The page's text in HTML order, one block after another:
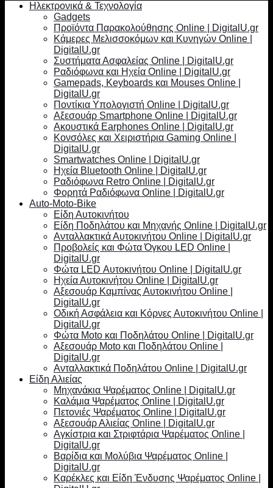
Ηλεκτρονικά & Τεχνολογία
Gadgets
Προϊόντα Παρακολούθησης Online | DigitalU.gr
Κάμερες Μελισσοκόμων και Κυνηγών Online |
DigitalU.gr
Συστήματα Ασφαλείας Online | DigitalU.gr
Ραδιόφωνα και Ηχεία Online | DigitalU.gr
Gamepads, Keyboards και Mouses Online |
DigitalU.gr
Ποντίκια Υπολογιστή Online | DigitalU.gr
Αξεσουάρ Smartphone Online | DigitalU.gr
Ακουστικά Earphones Online | DigitalU.gr
Κονσόλες και Χειριστήρια Gaming Online |
DigitalU.gr
Smartwatches Online | DigitalU.gr
Ηχεία Bluetooth Online | DigitalU.gr
Ραδιόφωνα Retro Online | DigitalU.gr
Φορητά Ραδιόφωνα Online | DigitalU.gr
Auto-Moto-Bike
Είδη Αυτοκινήτου
Είδη Ποδηλάτου και Μηχανής Online | DigitalU.gr
Ανταλλακτικά Αυτοκινήτου Online | DigitalU.gr
Προβολείς και Φώτα Όγκου LED Online |
DigitalU.gr
Φώτα LED Αυτοκινήτου Online | DigitalU.gr
Ηχεία Αυτοκινήτου Online | DigitalU.gr
Αξεσουάρ Καμπίνας Αυτοκινήτου Online |
DigitalU.gr
Οδική Ασφάλεια και Κόρνες Αυτοκινήτου Online |
DigitalU.gr
Φώτα Moto και Ποδηλάτου Online | DigitalU.gr
Αξεσουάρ Moto και Ποδηλάτου Online |
DigitalU.gr
Ανταλλακτικά Ποδηλάτου Online | DigitalU.gr
Είδη Αλιείας
Μηχανάκια Ψαρέματος Online | DigitalU.gr
Καλάμια Ψαρέματος Online | DigitalU.gr
Πετονιές Ψαρέματος Online | DigitalU.gr
Αξεσουάρ Αλιείας Online | DigitalU.gr
Αγκίστρια και Στριφτάρια Ψαρέματος Online |
DigitalU.gr
Βαρίδια και Μολύβια Ψαρέματος Online |
DigitalU.gr
Καρέκλες και Είδη Ένδυσης Ψαρέματος Online |